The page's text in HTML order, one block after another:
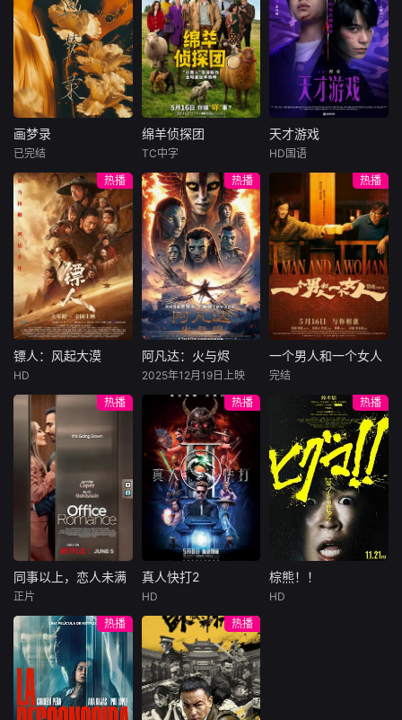
体验这种美好。这
家快闪店不只是一
个售卖空间，更是
一个&amp;quot;青
春树洞&amp;quo
t;，艺人们主动和
来往的学生、年轻
群体交流，收集顾
客们的
出自己幸福心愿,心
愿中包含各种公益
故事，情感、生
活、梦想、未来，
四位幸福观察员作
为幸福大使，帮助
嘉宾排忧解难，解
答困惑、提升幸福
感、提出
画梦录
林柏叡
民国的上海滩，身
怀绝技的孤女画师
许雁真，意外与身
陷危局的融汇银行
总账姜心羽产生交
集。姜心羽遭人陷
害，只得与许雁真
结盟，彼时银行欲
将国宝名画低价卖
给外国人，许雁真
仿造名画、偷天换
日。几经波折，两
人联手在各方势力
的夹缝间巧妙周
旋，共历险阻，破
解重重困境。
画梦录
已完结
绵羊侦探团
尼可拉斯·博朗
尼古拉斯·加利齐纳
牧羊人乔治
（休·杰克曼饰）最
爱给羊群读侦探小
说，没想到自己有
一天会离奇死亡。
他留下的3000万
巨额遗产，让每个
人貌似都有犯罪动
机。警察毫无头绪
“不务正业”迈出牧
场，追查牧羊人“躺
平
绵羊侦探团
TC中字
天才游戏
李蔓瑄
穷途末路的天才少
年刘全龙（彭昱畅
饰），被偏执富家
公子陈伦（丁禹兮
饰）选中，被迫踏
入一场为他量身打
造的“换命游戏”。
豪华别墅、名车名
表、神秘女友全部
备齐，在陈伦的精
瞬间拥有顶配人
生。
天才游戏
HD国语
热播
镖人：风起大漠
于适
大漠之上，镖人、
官府、西域五大家
族等多方势力盘根
错节、暗潮涌动。
“天字第二号逃犯”
刀马接下特殊押镖
任务，和同伴一起
从西域护镖远赴长
安。不料，他们的
护送对象竟是“天字
郎……天下熙熙皆
为利来，各方势力
闻风入局，抢镖厮
杀接连上演……
镖人：风起大漠
HD
热播
阿凡达：火与烬
佐伊·索尔达娜
西格妮·韦弗
影片聚焦杰克·萨利
与奈蒂莉一家的命
运起伏，在前作的
情感余波之上，深
刻描绘一个家族在
战火中如何成长、
并共同守护血脉相
连的情感纽带的历
程，从而将故事推
维度。此外，潘多
拉的全新领域也即
将揭晓
阿凡达：火与烬
2025年12月19日上映
热播
一个男人和一个女人
周汉宁
男人（黄渤
饰）和女人（倪妮
饰）飞机同时落
地，入住同一家酒
店，成为一墙之隔
的邻居。不够隔音
的房间暴露了男人
和女人因生活暂停
陷入的困境，健
康、家庭、婚姻、
一个男人和一个女人
完结
热播
同事以上，恋人未满
布雷特·戈德斯坦
贝蒂·吉尔平
洛佩兹饰演的航空
公司 和戈德斯坦饰
演的律师因职业合
同事以上，恋人未满
正片
热播
真人快打2
阿德莱恩·鲁道夫
杰西卡·麦克娜美
过气好莱坞演
员强尼·凯奇（卡尔·
厄本饰）被意外选
真人快打2
HD
热播
棕熊！！
棕熊！！
HD
热播
热播